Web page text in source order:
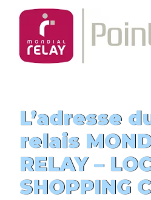
L’adresse
relais
RELAY –
SHOPPING